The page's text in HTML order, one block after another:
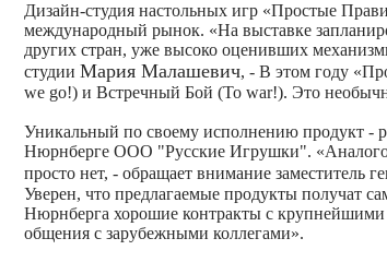
Дизайн-студия настольных игр «Простые
международный рынок. «На выставке
других стран, уже высоко оценивших
студии Мария Малашевич, - В этом году
we go!) и Встречный Бой (To war!). Это
Уникальный по своему исполнению продукт -
Нюрнберге ООО "Русские Игрушки".
просто нет, - обращает внимание заместитель
Уверен, что предлагаемые продукты получат
Нюрнберга хорошие контракты с
общения с зарубежными коллегами».